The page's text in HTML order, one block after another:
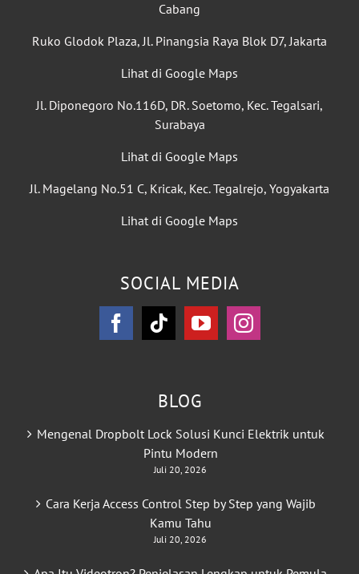
Cabang
Ruko Glodok Plaza, Jl. Pinangsia Raya Blok D7, Jakarta
Lihat di Google Maps
Jl. Diponegoro No.116D, DR. Soetomo, Kec. Tegalsari,
Surabaya
Lihat di Google Maps
Jl. Magelang No.51 C, Kricak, Kec. Tegalrejo, Yogyakarta
Lihat di Google Maps
SOCIAL MEDIA
BLOG
Mengenal Dropbolt Lock Solusi Kunci Elektrik untuk
Pintu Modern
Juli 20, 2026
Cara Kerja Access Control Step by Step yang Wajib
Kamu Tahu
Juli 20, 2026